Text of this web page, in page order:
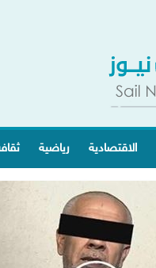
الاقتصادية رياضية